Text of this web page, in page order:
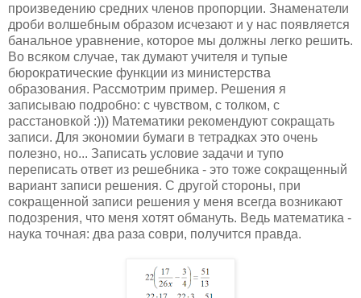
произведению средних членов пропорции. Знаменатели
дроби волшебным образом исчезают и у нас появляется
банальное уравнение, которое мы должны легко решить.
Во всяком случае, так думают учителя и тупые
бюрократические функции из министерства
образования. Рассмотрим пример. Решения я
записываю подробно: с чувством, с толком, с
расстановкой :))) Математики рекомендуют сокращать
записи. Для экономии бумаги в тетрадках это очень
полезно, но... Записать условие задачи и тупо
переписать ответ из решебника - это тоже сокращенный
вариант записи решения. С другой стороны, при
сокращенной записи решения у меня всегда возникают
подозрения, что меня хотят обмануть. Ведь математика -
наука точная: два раза соври, получится правда.